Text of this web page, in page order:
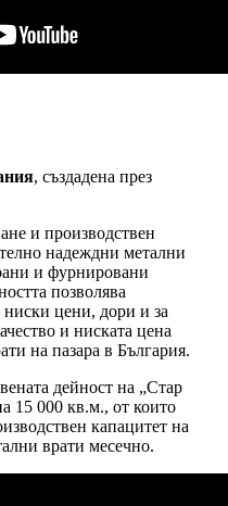
, създадена през
и производствен
надеждни метални
и фурнировани
позволява
ниски цени, дори и за
и ниската цена
на пазара в България.
дейност на „Стар
15 000 кв.м., от които
капацитет на
врати месечно.